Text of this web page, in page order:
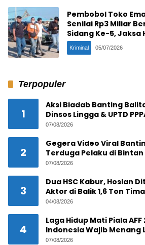
Pembobol Toko
Senilai Rp3 Miliar
Sidang Ke-5, Jaksa
Penangkap
Kriminal 05/07/2026
Terpopuler
1
Aksi Biadab Banting
Dinsos Lingga & UPTD
Lacak Pelaku
07/08/2026
2
Gegera Video Viral
Terduga Pelaku di Bintan
Tanjungpinang Diserbu
07/08/2026
3
Dua HSC Kabur, Hoslan
Aktor di Balik 1,6 Ton
Pekajang ?
04/08/2026
4
Laga Hidup Mati Piala
Indonesia Wajib Menang
Demi Tiket Semifinal
07/08/2026